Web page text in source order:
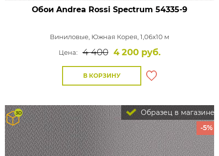
Обои Andrea Rossi Spectrum 54335-9
Виниловые, Южная Корея, 1,06x10 м
Цена:
4 400 4 200 руб.
В КОРЗИНУ
Образец в магазине
-5%